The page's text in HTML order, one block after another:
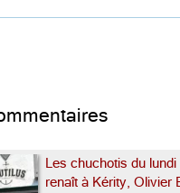
Les chuchotis du
renaît à Kérity, Olivier